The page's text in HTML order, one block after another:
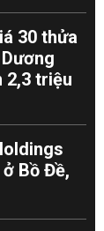
30 thửa
2,3 triệu
Bồ Đề,